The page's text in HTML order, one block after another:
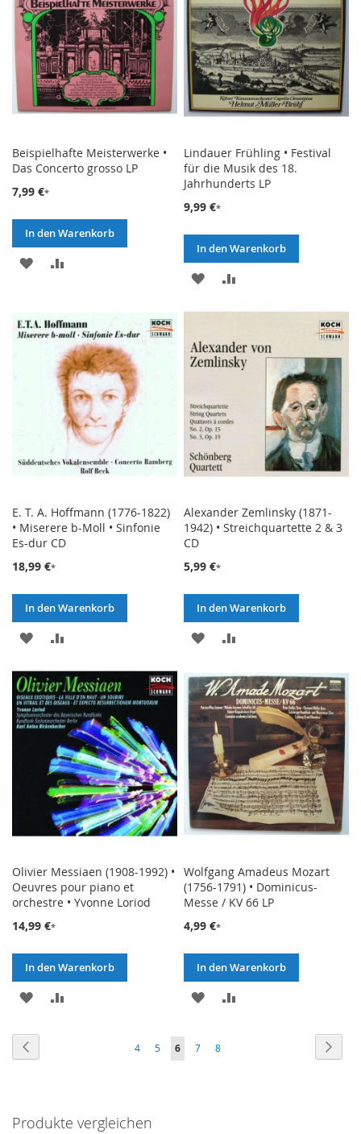
Beispielhafte Meisterwerke •
Das Concerto grosso LP
7,99 €
In den Warenkorb
ZUR
HINZUFÜGEN
HINZUFÜGEN
Lindauer Frühling • Festival
für die Musik des 18.
Jahrhunderts LP
9,99 €
In den Warenkorb
ZUR
E. T. A. Hoffmann (1776-1822)
• Miserere b-Moll • Sinfonie
Es-dur CD
18,99 €
In den Warenkorb
ZUR
HINZUFÜGEN
HINZUFÜGEN
Alexander Zemlinsky (1871-
1942) • Streichquartette 2 & 3
CD
5,99 €
In den Warenkorb
ZUR
HINZUFÜGEN
HINZUFÜGEN
Olivier Messiaen (1908-1992) •
Oeuvres pour piano et
orchestre • Yvonne Loriod
14,99 €
In den Warenkorb
ZUR
HINZUFÜGEN
Wolfgang Amadeus Mozart
(1756-1791) • Dominicus-
Messe / KV 66 LP
4,99 €
In den Warenkorb
ZUR
HINZUFÜGEN
Seite
Seite
4 Seite
5
Sie
6 Seite
7 Seite
8
Produkte vergleichen